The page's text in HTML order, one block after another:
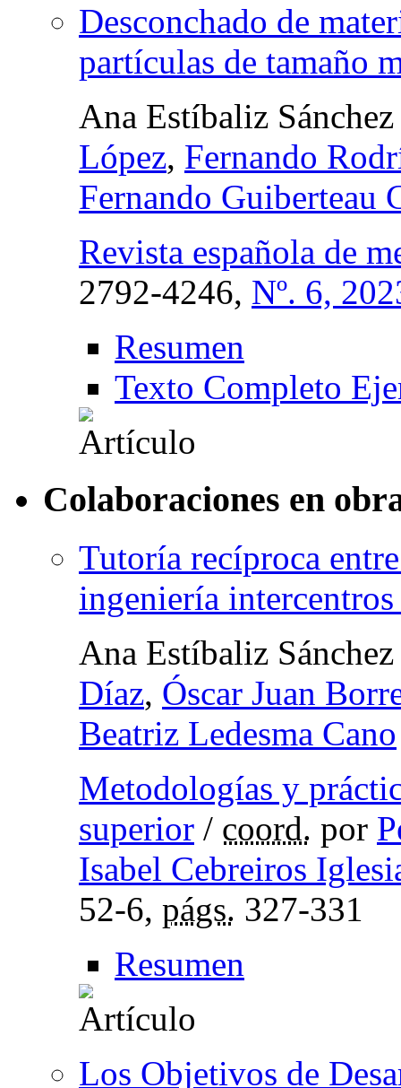
Desconchado de
partículas de tamaño
Ana Estíbaliz
López, Fernando
Fernando Guiberteau
Revista española de
2792-4246, Nº. 6,
Resumen
Texto Completo
Colaboraciones en
Tutoría recíproca
ingeniería
Ana Estíbaliz
Díaz, Óscar Juan
Beatriz Ledesma Cano
Metodologías y
superior / coord. por
Isabel Cebreiros
52-6, págs. 327-331
Resumen
Los Objetivos de